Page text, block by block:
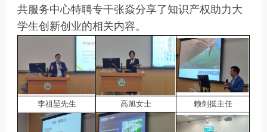
共服务中心特聘专干张焱分享了知识产权助力大
学生创新创业的相关内容。
李祖堃先生 高旭女士 赖剑挺主任